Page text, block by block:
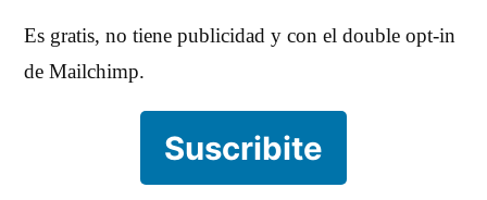
Es gratis, no tiene publicidad y con el double opt-in
de Mailchimp.
Suscribite